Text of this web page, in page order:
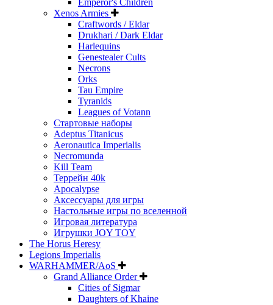
Emperor's Children
Xenos Armies
Craftwords / Eldar
Drukhari / Dark Eldar
Harlequins
Genestealer Cults
Necrons
Orks
Tau Empire
Tyranids
Leagues of Votann
Стартовые наборы
Adeptus Titanicus
Aeronautica Imperialis
Necromunda
Kill Team
Террейн 40k
Apocalypse
Аксессуары для игры
Настольные игры по вселенной
Игровая литература
Игрушки JOY TOY
The Horus Heresy
Legions Imperialis
WARHAMMER/AoS
Grand Alliance Order
Cities of Sigmar
Daughters of Khaine